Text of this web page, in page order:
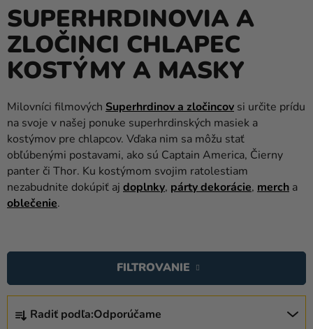
a
balóny
Svadba
Párty
Výzdoba
a
doplnky
Karnevalové
kostýmy a
masky
Novinky
Darčeky
SUPERHRDINOVIA A
ZLOČINCI CHLAPEC
KOSTÝMY A MASKY
Milovníci filmových Superhrdinov a zločincov si určite prídu
na svoje v našej ponuke superhrdinských masiek a
kostýmov pre chlapcov. Vďaka nim sa môžu stať
obľúbenými postavami, ako sú Captain America, Čierny
panter či Thor. Ku kostýmom svojim ratolestiam
nezabudnite dokúpiť aj doplnky, párty dekorácie, merch a
oblečenie.
A
Radiť podľa:Odporúčame
FILTROVANIE
Ý
P
I
S